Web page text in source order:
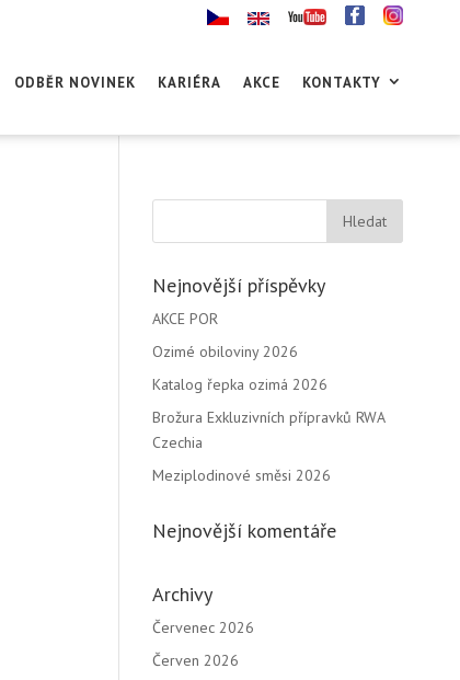
ODBĚR NOVINEK KARIÉRA AKCE KONTAKTY
Nejnovější příspěvky
AKCE POR
Ozimé obiloviny 2026
Katalog řepka ozimá 2026
Brožura Exkluzivních přípravků RWA
Czechia
Meziplodinové směsi 2026
Nejnovější komentáře
Archivy
Červenec 2026
Červen 2026